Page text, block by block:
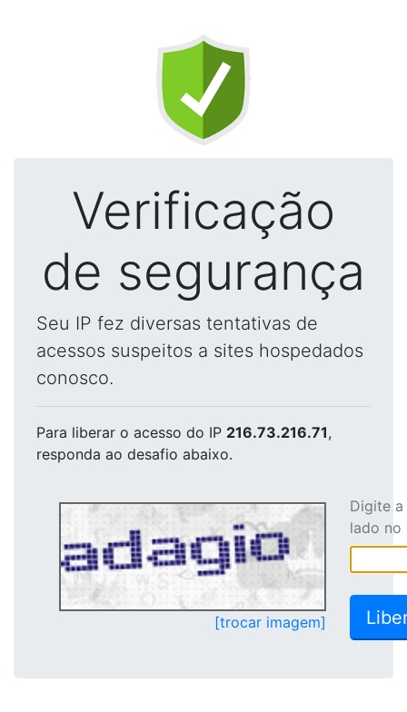
Verificação
de segurança
Seu IP fez diversas tentativas de
acessos suspeitos a sites hospedados
conosco.
Para liberar o acesso do IP 216.73.216.71,
responda ao desafio abaixo.
[trocar imagem]
Digite
lado no